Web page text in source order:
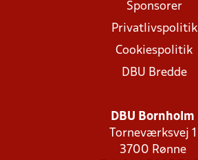
Sponsorer
Privatlivspolitik
Cookiespolitik
DBU Bredde
DBU Bornholm
Torneværksvej 1
3700 Rønne